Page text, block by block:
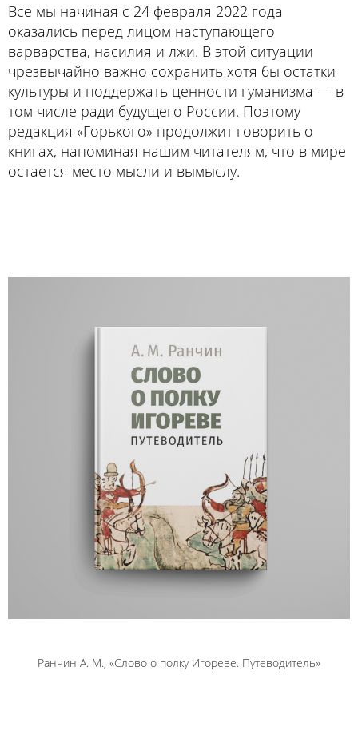
Все мы начиная с 24 февраля 2022 года
оказались перед лицом наступающего
варварства, насилия и лжи. В этой ситуации
чрезвычайно важно сохранить хотя бы остатки
культуры и поддержать ценности гуманизма — в
том числе ради будущего России. Поэтому
редакция «Горького» продолжит говорить о
книгах, напоминая нашим читателям, что в мире
остается место мысли и вымыслу.
Ранчин А. М., «Слово о полку Игореве. Путеводитель»